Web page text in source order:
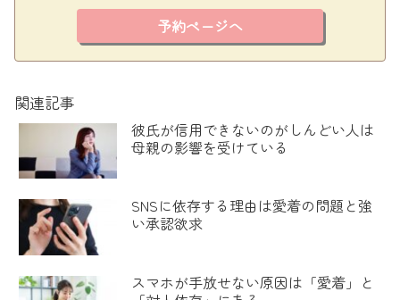
予約ページへ
関連記事
彼氏が信用できないのがしんどい人は
母親の影響を受けている
SNSに依存する理由は愛着の問題と強
い承認欲求
スマホが手放せない原因は「愛着」と